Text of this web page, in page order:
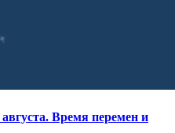
Время перемен и